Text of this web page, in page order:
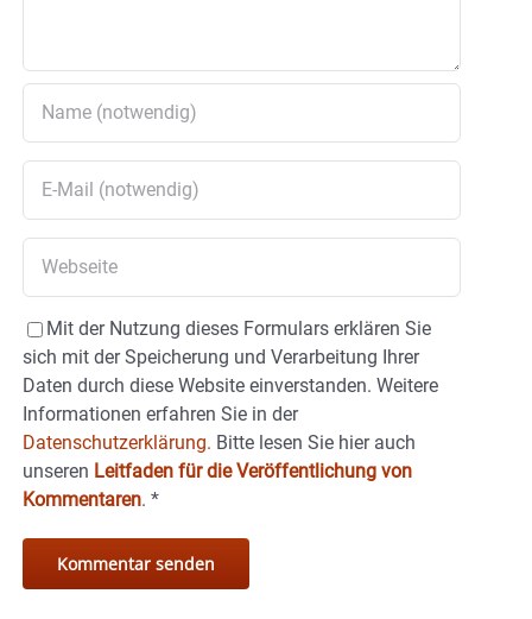
Mit der Nutzung dieses Formulars erklären Sie
sich mit der Speicherung und Verarbeitung Ihrer
Daten durch diese Website einverstanden. Weitere
Informationen erfahren Sie in der
Datenschutzerklärung. Bitte lesen Sie hier auch
unseren Leitfaden für die Veröffentlichung von
Kommentaren. *